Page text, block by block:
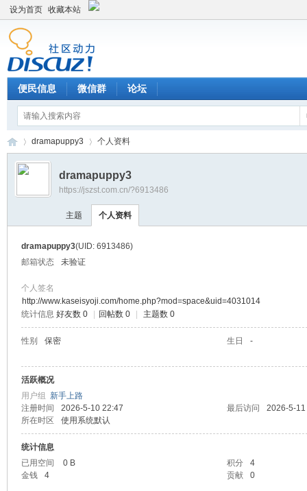
设为首页 收藏本站
便民信息 微信群 论坛
›
dramapuppy3 个人资料
dramapuppy3
https://jszst.com.cn/?6913486
主题 个人资料
dramapuppy3(UID: 6913486)
邮箱状态
未验证
个人签名
http://www.kaseisyoji.com/home.php?mod=space&uid=4031014
统计信息 好友数 0 回帖数 0 主题数 0
性别 保密 生日 -
活跃概况
用户组 新手上路
注册时间
2026-5-10 22:47 最后访问
2026-5-
所在时区
使用系统默认
统计信息
已用空间
0 B 积分
4
金钱
4 贡献 0